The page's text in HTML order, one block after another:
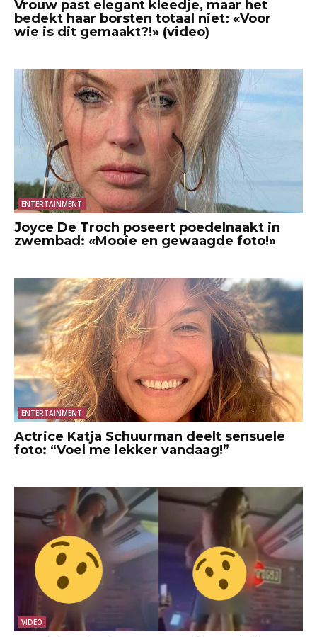
Vrouw past elegant kleedje, maar het
bedekt haar borsten totaal niet: «Voor
wie is dit gemaakt?!» (video)
ENTERTAINMENT
Joyce De Troch poseert poedelnaakt in
zwembad: «Mooie en gewaagde foto!»
ENTERTAINMENT
Actrice Katja Schuurman deelt sensuele
foto: “Voel me lekker vandaag!”
VIDEO